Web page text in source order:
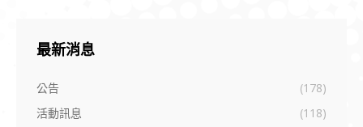
最新消息
公告
(178)
活動訊息
(118)